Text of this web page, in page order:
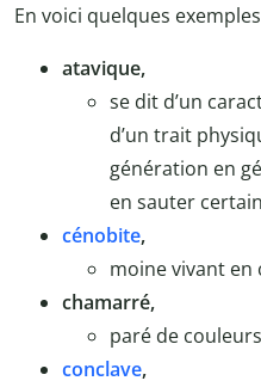
En voici quelques
atavique,
se dit d’un
d’un trait
génération en
en sauter
cénobite,
moine vivant en
chamarré,
paré de
conclave,